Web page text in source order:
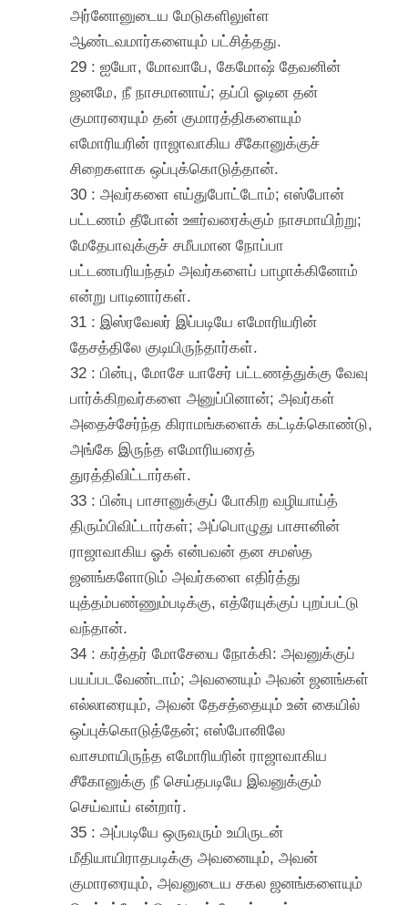
அர்னோனுடைய மேடுகளிலுள்ள
ஆண்டவமார்களையும் பட்சித்தது.
29 : ஐயோ, மோவாபே, கேமோஷ் தேவனின்
ஜனமே, நீ நாசமானாய்; தப்பி ஓடின தன்
குமாரரையும் தன் குமாரத்திகளையும்
எமோரியரின் ராஜாவாகிய சீகோனுக்குச்
சிறைகளாக ஒப்புக்கொடுத்தான்.
30 : அவர்களை எய்துபோட்டோம்; எஸ்போன்
பட்டணம் தீபோன் ஊர்வரைக்கும் நாசமாயிற்று;
மேதேபாவுக்குச் சமீபமான நோப்பா
பட்டணபரியந்தம் அவர்களைப் பாழாக்கினோம்
என்று பாடினார்கள்.
31 : இஸ்ரவேலர் இப்படியே எமோரியரின்
தேசத்திலே குடியிருந்தார்கள்.
32 : பின்பு, மோசே யாசேர் பட்டணத்துக்கு வேவு
பார்க்கிறவர்களை அனுப்பினான்; அவர்கள்
அதைச்சேர்ந்த கிராமங்களைக் கட்டிக்கொண்டு,
அங்கே இருந்த எமோரியரைத்
துரத்திவிட்டார்கள்.
33 : பின்பு பாசானுக்குப் போகிற வழியாய்த்
திரும்பிவிட்டார்கள்; அப்பொழுது பாசானின்
ராஜாவாகிய ஓக் என்பவன் தன சமஸ்த
ஜனங்களோடும் அவர்களை எதிர்த்து
யுத்தம்பண்ணும்படிக்கு, எத்ரேயுக்குப் புறப்பட்டு
வந்தான்.
34 : கர்த்தர் மோசேயை நோக்கி: அவனுக்குப்
பயப்படவேண்டாம்; அவனையும் அவன் ஜனங்கள்
எல்லாரையும், அவன் தேசத்தையும் உன் கையில்
ஒப்புக்கொடுத்தேன்; எஸ்போனிலே
வாசமாயிருந்த எமோரியரின் ராஜாவாகிய
சீகோனுக்கு நீ செய்தபடியே இவனுக்கும்
செய்வாய் என்றார்.
35 : அப்படியே ஒருவரும் உயிருடன்
மீதியாயிராதபடிக்கு அவனையும், அவன்
குமாரரையும், அவனுடைய சகல ஜனங்களையும்